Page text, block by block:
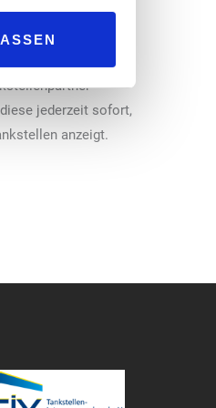
Zebra-
Standards geführt
jederzeit sofort,
anzeigt.